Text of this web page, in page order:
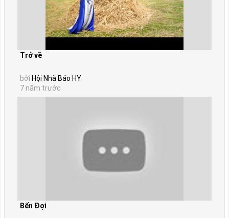
Trở về
bởi Hội Nhà Báo HY
7 năm trước
Bến Đợi